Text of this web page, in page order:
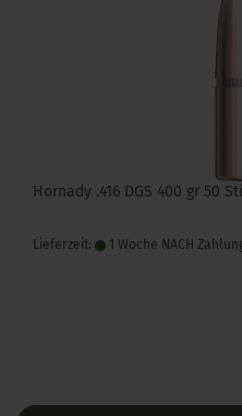
Hornady .416 DGS 400 gr 50
Lieferzeit: 1 Woche NACH